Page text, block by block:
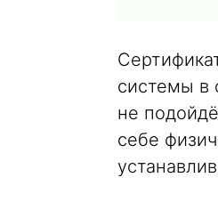
системы в
не
себе